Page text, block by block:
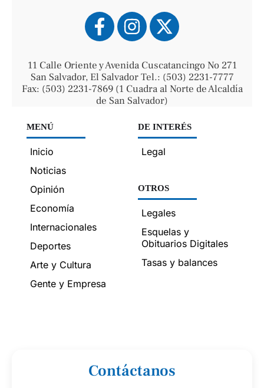
11 Calle Oriente y Avenida Cuscatancingo No 271
San Salvador, El Salvador Tel.: (503) 2231-7777
Fax: (503) 2231-7869 (1 Cuadra al Norte de Alcaldía
de San Salvador)
MENÚ
Inicio
Noticias
Opinión
Economía
Internacionales
Deportes
Arte y Cultura
Gente y Empresa
DE INTERÉS
Legal
OTROS
Legales
Esquelas y
Obituarios Digitales
Tasas y balances
Contáctanos